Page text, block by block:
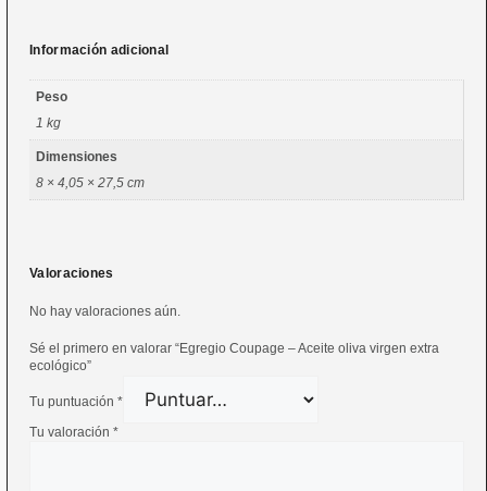
Información adicional
Peso
1 kg
Dimensiones
8 × 4,05 × 27,5 cm
Valoraciones
No hay valoraciones aún.
Sé el primero en valorar “Egregio Coupage – Aceite oliva virgen extra
ecológico”
Tu puntuación *
Tu valoración *